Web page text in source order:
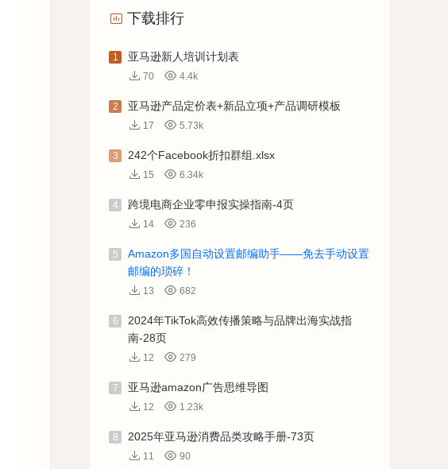
下载排行
1 亚马逊新人培训计划表
70 4.4k
2 亚马逊产品定价表+新品立项+产品调研模板
17 5.73k
3 242个Facebook折扣群组.xlsx
15 6.34k
4 跨境电商企业零申报实操指南-4页
14 236
5
Amazon多国自动设置邮编助手——免去手动设置
邮编的琐碎！
13 682
6
2024年TikTok高效传播策略与品牌出海实战指
南-28页
12 279
7 亚马逊amazon广告思维导图
12 1.23k
8 2025年亚马逊消费品类攻略手册-73页
11 90